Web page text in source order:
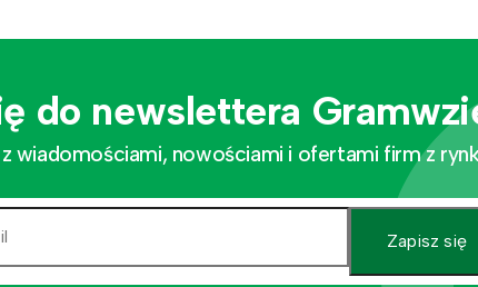
do newslettera
wiadomościami, nowościami i ofertami firm z
Zapisz się